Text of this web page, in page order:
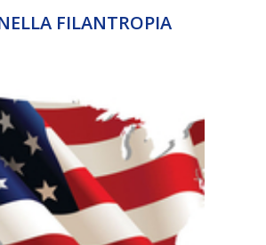
FILANTROPIA